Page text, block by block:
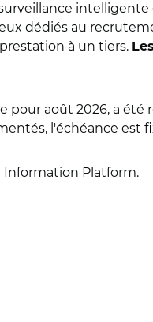
intelligente
dédiés au
à un tiers.
août 2026, a été
l'échéance est
Information Platform.